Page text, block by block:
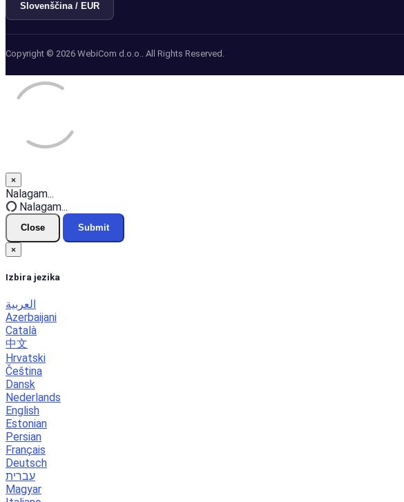
Slovenščina / EUR
Copyright © 2026 WebiCom d.o.o.. All Rights Reserved.
×
Close
Nalagam...
Nalagam...
Close Submit
×
Izbira jezika
العربية
Azerbaijani
Català
中文
Hrvatski
Čeština
Dansk
Nederlands
English
Estonian
Persian
Français
Deutsch
עברית
Magyar